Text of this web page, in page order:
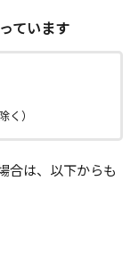
ています
く）
合は、以下からも